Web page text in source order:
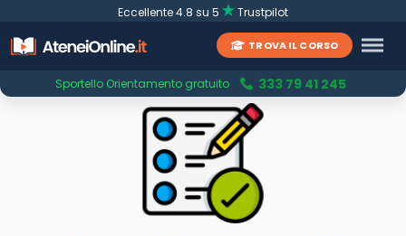
Eccellente 4.8 su 5 Trustpilot
TROVA IL CORSO
Sportello Orientamento gratuito 333 79 41 245